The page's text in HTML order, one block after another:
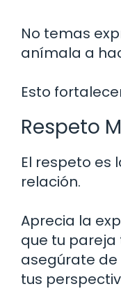
No temas
anímala a
Esto
Respeto
El respeto es
relación.
Aprecia la
que tu pareja
asegúrate
tus